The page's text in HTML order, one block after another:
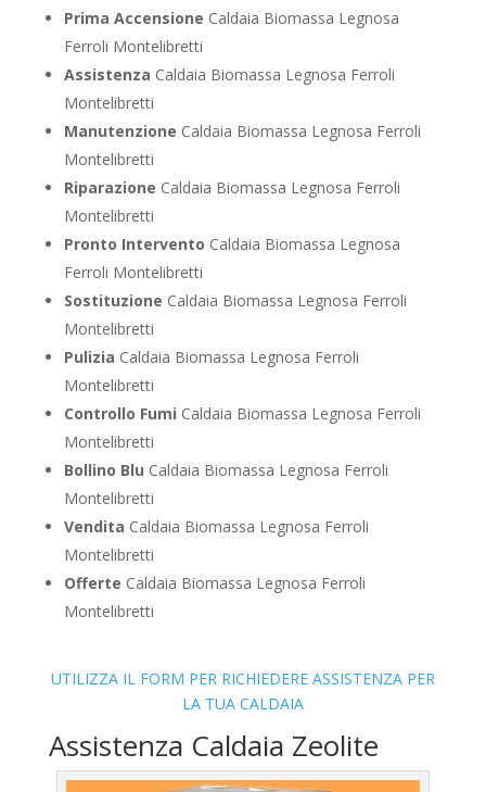
Prima Accensione Caldaia Biomassa Legnosa
Ferroli Montelibretti
Assistenza Caldaia Biomassa Legnosa Ferroli
Montelibretti
Manutenzione Caldaia Biomassa Legnosa Ferroli
Montelibretti
Riparazione Caldaia Biomassa Legnosa Ferroli
Montelibretti
Pronto Intervento Caldaia Biomassa Legnosa
Ferroli Montelibretti
Sostituzione Caldaia Biomassa Legnosa Ferroli
Montelibretti
Pulizia Caldaia Biomassa Legnosa Ferroli
Montelibretti
Controllo Fumi Caldaia Biomassa Legnosa Ferroli
Montelibretti
Bollino Blu Caldaia Biomassa Legnosa Ferroli
Montelibretti
Vendita Caldaia Biomassa Legnosa Ferroli
Montelibretti
Offerte Caldaia Biomassa Legnosa Ferroli
Montelibretti
UTILIZZA IL FORM PER RICHIEDERE ASSISTENZA PER
LA TUA CALDAIA
Assistenza Caldaia Zeolite